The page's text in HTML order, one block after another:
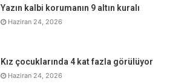
Yazın kalbi korumanın 9 altın kuralı
Haziran 24, 2026
Kız çocuklarında 4 kat fazla görülüyor
Haziran 24, 2026